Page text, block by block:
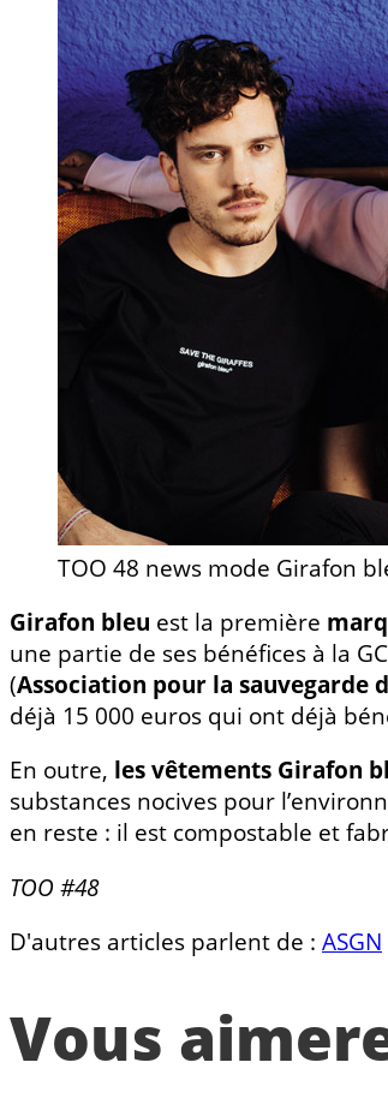
TOO 48 news mode Girafon
Girafon bleu est la première
une partie de ses bénéfices à la
(Association pour la sauvegarde
déjà 15 000 euros qui ont déjà
En outre, les vêtements Girafon
substances nocives pour
en reste : il est compostable et
TOO #48
D'autres articles parlent de : ASGN
Vous